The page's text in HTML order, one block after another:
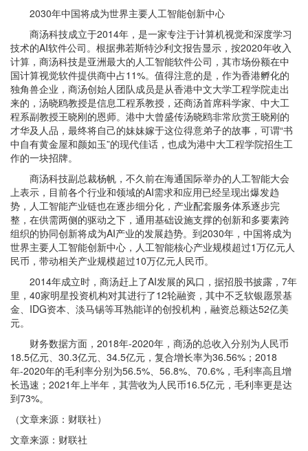
2030年中国将成为世界主要人工智能创新中心
商汤科技成立于2014年，是一家专注于计算机视觉和深度学习
技术的AI软件公司。根据弗若斯特沙利文报告显示，按2020年收入
计算，商汤科技是亚洲最大的人工智能软件公司，其市场份额在中
国计算视觉软件提供商中占11%。值得注意的是，作为香港孵化的
独角兽企业，商汤创始人团队成员是从香港中文大学工程学院走出
来的，汤晓鸥教授是信息工程系教授，还商汤首席科学家、中大工
程系副教授王晓刚的恩师。港中大曾盛传汤晓鸥非常欣赏王晓刚的
才华及人品，最终将自己的妹妹嫁于这位得意弟子的故事，可谓“书
中自有黄金屋和颜如玉”的现代佳话，也成为港中大工程学院招生工
作的一块招牌。
商汤科技副总裁杨帆，不久前在海通国际举办的人工智能大会
上表示，目前各个行业和领域的AI需求和应用已经呈现出爆发趋
势，人工智能产业链也在逐步细分化，产业配套服务体系逐步完
整，在供需两侧的驱动之下，通用基础设施支撑的创新和多要素跨
组织的协同创新将成为AI产业的发展趋势。到2030年，中国将成为
世界主要人工智能创新中心，人工智能核心产业规模超过1万亿元人
民币，带动相关产业规模超过10万亿元人民币。
2014年成立时，商汤赶上了AI发展的风口，据招股书披露，7年
里，40家明星投资机构对其进行了12轮融资，其中不乏软银愿景基
金、IDG资本、淡马锡等耳熟能详的创投机构，融资总额达52亿美
元。
财务数据方面，2018年-2020年，商汤的总收入分别为人民币
18.5亿元、30.3亿元、34.5亿元，复合增长率为36.56%；2018
年-2020年的毛利率分别为56.5%、56.8%、70.6%，毛利率高且增
长迅速；2021年上半年，其营收为人民币16.5亿元，毛利率更是达
到73%。
（文章来源：财联社）
文章来源：财联社